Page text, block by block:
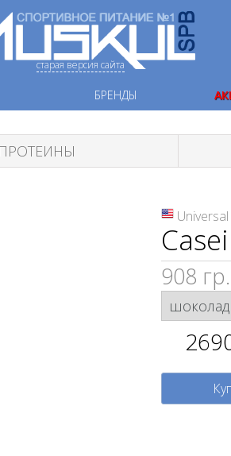
старая версия сайта
БРЕНДЫ
ПРОТЕИНЫ
908 гр.